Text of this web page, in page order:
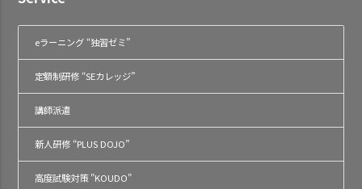
eラーニング “独習ゼミ”
定額制研修 “SEカレッジ”
講師派遣
新人研修 “PLUS DOJO”
高度試験対策 "KOUDO"